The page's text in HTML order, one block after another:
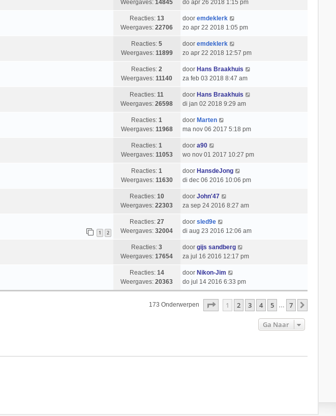
Weergaves:14845
do apr 26 2018 1:15 pm
Reacties: 13
Weergaves:22706
door emdeklerk
zo apr 22 2018 1:05 pm
Reacties:5
Weergaves: 11899
door emdeklerk
zo apr 22 2018 12:57 pm
Reacties:2
Weergaves:11140
door Hans Braakhuis
za feb 03 2018 8:47 am
Reacties:11
Weergaves:26598
door Hans Braakhuis
di jan 02 2018 9:29 am
Reacties:1
Weergaves: 11968
door Marten
ma nov 06 2017 5:18 pm
Reacties:1
Weergaves: 11053
door a90
wo nov 01 2017 10:27 pm
Reacties:1
Weergaves: 11630
door HansdeJong
di dec 06 2016 10:06 pm
Reacties: 10
Weergaves:22303
door John'47
za sep 24 2016 8:27 am
1 2
Reacties: 27
Weergaves:32004
door sled9e
di aug 23 2016 12:06 am
Reacties:3
Weergaves:17654
door gijs sandberg
za jul 16 2016 12:17 pm
Reacties: 14
Weergaves:20363
door Nikon-Jim
do jul 14 2016 6:33 pm
173 Onderwerpen Pagina1 Van 7
1 2 3 4 5 … 7
Ga Naar